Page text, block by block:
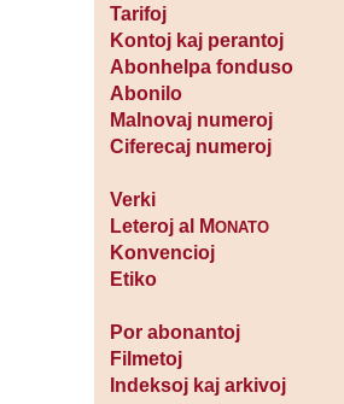
Tarifoj
Kontoj kaj perantoj
Abonhelpa fonduso
Abonilo
Malnovaj numeroj
Ciferecaj numeroj
Verki
Leteroj al MONATO
Konvencioj
Etiko
Por abonantoj
Filmetoj
Indeksoj kaj arkivoj